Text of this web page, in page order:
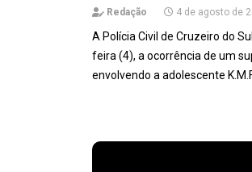
Redação 4 de agosto de
A Polícia Civil de Cruzeiro do
feira (4), a ocorrência de um
envolvendo a adolescente